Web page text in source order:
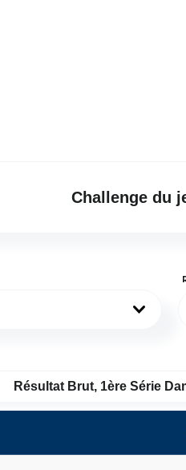
Challenge du
Résultat Brut, 1ère Série